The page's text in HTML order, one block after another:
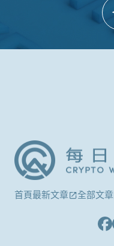
首頁最新文章 全部文章